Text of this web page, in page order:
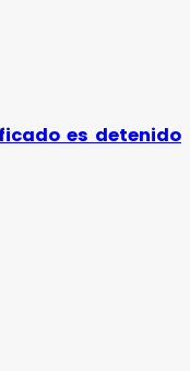
es detenido